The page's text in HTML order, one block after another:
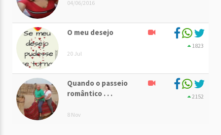
04/06/2016
O meu desejo
20 Jul
1823
Quando o passeio
romântico . . .
8 Nov
2152